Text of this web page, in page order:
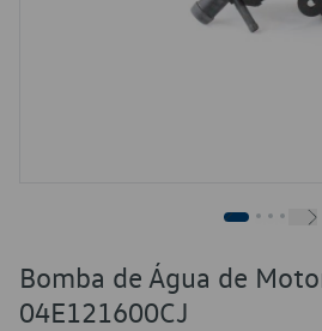
Bomba de Água de
04E121600CJ